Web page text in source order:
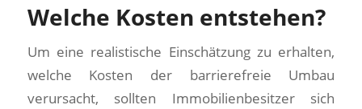
Welche Kosten entstehen?
Um eine realistische Einschätzung zu erhalten,
welche Kosten der barrierefreie Umbau
verursacht, sollten Immobilienbesitzer sich